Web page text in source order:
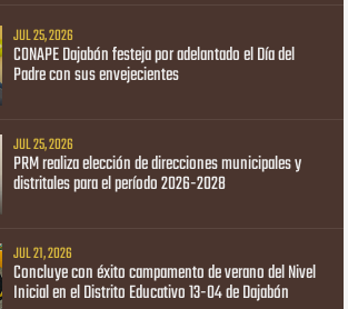
JUL 25, 2026
CONAPE Dajabón festeja por adelantado el Día del
Padre con sus envejecientes
JUL 25, 2026
PRM realiza elección de direcciones municipales y
distritales para el período 2026-2028
JUL 21, 2026
Concluye con éxito campamento de verano del Nivel
Inicial en el Distrito Educativo 13-04 de Dajabón